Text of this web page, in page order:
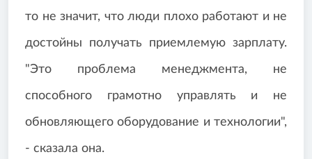
то не значит, что люди плохо работают и не
достойны получать приемлемую зарплату.
"Это проблема менеджмента, не
способного грамотно управлять и не
обновляющего оборудование и технологии",
- сказала она.